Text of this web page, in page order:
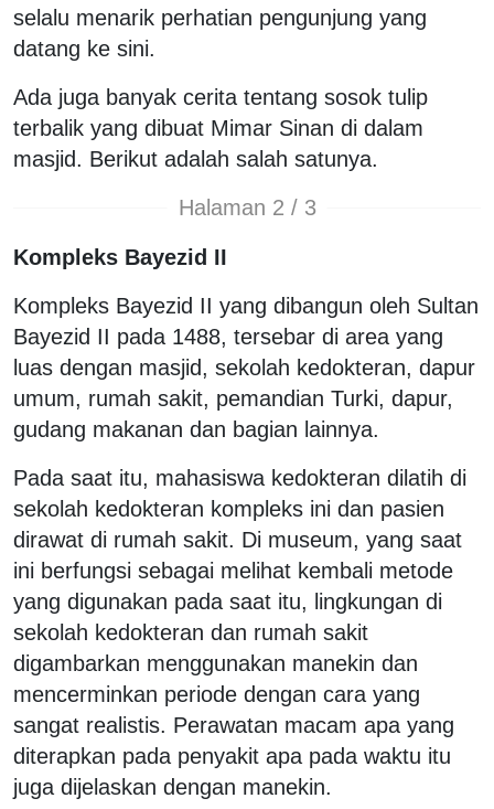
selalu menarik perhatian pengunjung yang
datang ke sini.
Ada juga banyak cerita tentang sosok tulip
terbalik yang dibuat Mimar Sinan di dalam
masjid. Berikut adalah salah satunya.
Halaman 2 / 3
Kompleks Bayezid II
Kompleks Bayezid II yang dibangun oleh Sultan
Bayezid II pada 1488, tersebar di area yang
luas dengan masjid, sekolah kedokteran, dapur
umum, rumah sakit, pemandian Turki, dapur,
gudang makanan dan bagian lainnya.
Pada saat itu, mahasiswa kedokteran dilatih di
sekolah kedokteran kompleks ini dan pasien
dirawat di rumah sakit. Di museum, yang saat
ini berfungsi sebagai melihat kembali metode
yang digunakan pada saat itu, lingkungan di
sekolah kedokteran dan rumah sakit
digambarkan menggunakan manekin dan
mencerminkan periode dengan cara yang
sangat realistis. Perawatan macam apa yang
diterapkan pada penyakit apa pada waktu itu
juga dijelaskan dengan manekin.